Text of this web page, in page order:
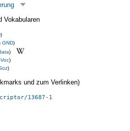
Vokabularen
)
GND)
)
)
)
und zum Verlinken)
13687-1